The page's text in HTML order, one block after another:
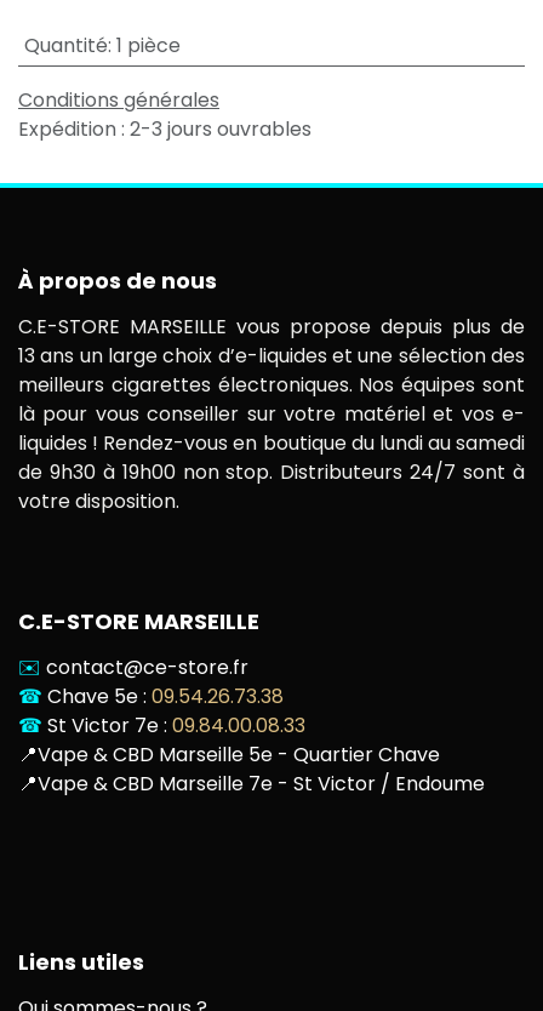
Quantité: 1 pièce
Conditions générales
Expédition : 2-3 jours ouvrables
À propos de nous
C.E-STORE MARSEILLE vous propose depuis plus de
13 ans un large choix d’e-liquides et une sélection des
meilleurs cigarettes électroniques. Nos équipes sont
là pour vous conseiller sur votre matériel et vos e-
liquides ! Rendez-vous en boutique du lundi au samedi
de 9h30 à 19h00 non stop. Distributeurs 24/7 sont à
votre disposition.
C.E-STORE MARSEILLE
✉️ contact@ce-store.fr
☎ Chave 5e : 09.54.26.73.38
☎ St Victor 7e : 09.84.00.08.33
📍Vape & CBD Marseille 5e - Quartier Chave
📍Vape & CBD Marseille 7e - St Victor / Endoume
Liens utiles